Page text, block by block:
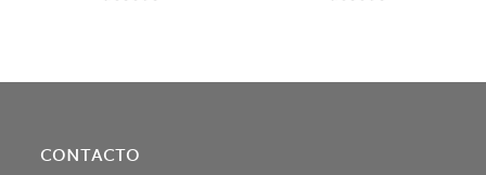
CONTACTO